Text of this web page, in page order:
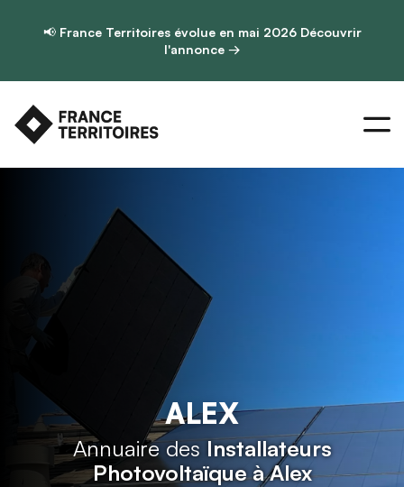
📢 France Territoires évolue en mai 2026 Découvrir
l'annonce →
ALEX
Annuaire des Installateurs
Photovoltaïque à Alex